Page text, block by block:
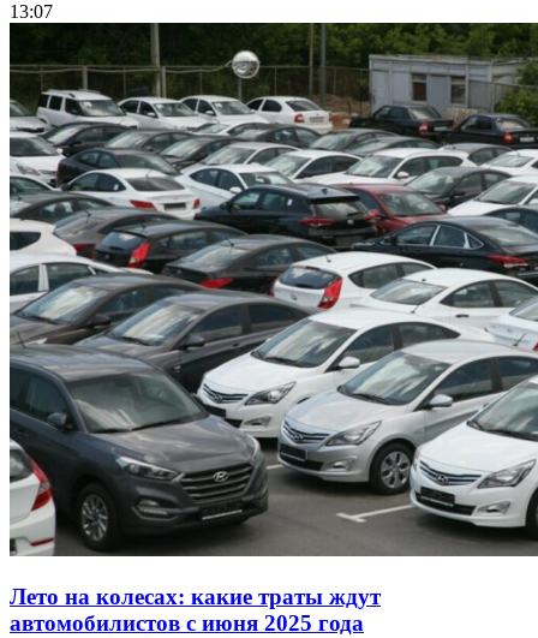
13:07
Лето на колесах: какие траты ждут
автомобилистов с июня 2025 года